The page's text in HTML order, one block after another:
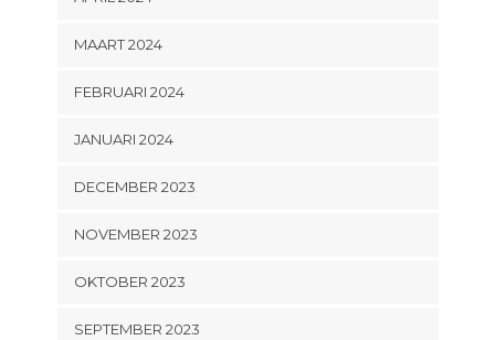
MAART 2024
FEBRUARI 2024
JANUARI 2024
DECEMBER 2023
NOVEMBER 2023
OKTOBER 2023
SEPTEMBER 2023